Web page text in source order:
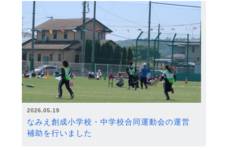
2026.05.19
なみえ創成小学校・中学校合同運動会の運営
補助を行いました